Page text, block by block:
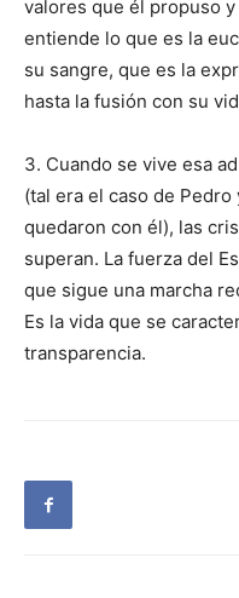
valores que él propuso
entiende lo que es la
su sangre, que es la
hasta la fusión con su
3. Cuando se vive esa
(tal era el caso de
quedaron con él), las
superan. La fuerza del
que sigue una marcha
Es la vida que se
transparencia.